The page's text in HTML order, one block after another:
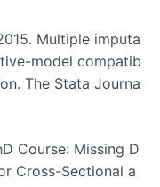
Multiple imputa
model compatib
The Stata Journa
Course: Missing D
Cross-Sectional a